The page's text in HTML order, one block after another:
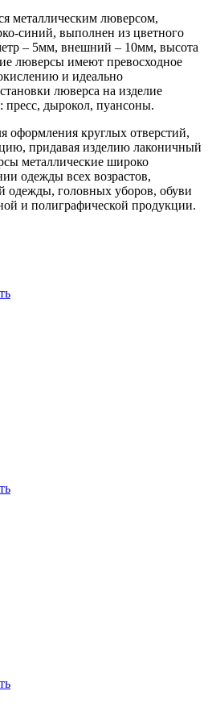
металлическим люверсом,
синий, выполнен из цветного
– 5мм, внешний – 10мм, высота
люверсы имеют превосходное
и идеально
люверса на изделие
пресс, дырокол, пуансоны.
оформления круглых отверстий,
придавая изделию лаконичный
металлические широко
одежды всех возрастов,
одежды, головных уборов, обуви
и полиграфической продукции.